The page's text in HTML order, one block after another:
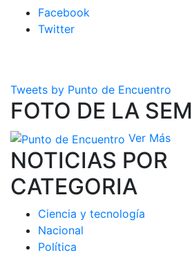
Facebook
Twitter
Tweets by Punto de Encuentro
FOTO DE LA
Ver Más
NOTICIAS POR
CATEGORIA
Ciencia y tecnología
Nacional
Política